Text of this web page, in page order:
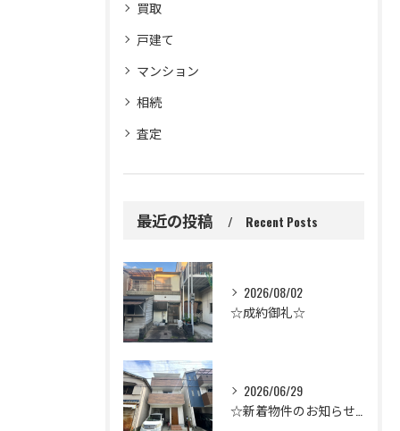
買取
戸建て
マンション
相続
査定
最近の投稿 Recent Posts
2026/08/02
☆成約御礼☆
2026/06/29